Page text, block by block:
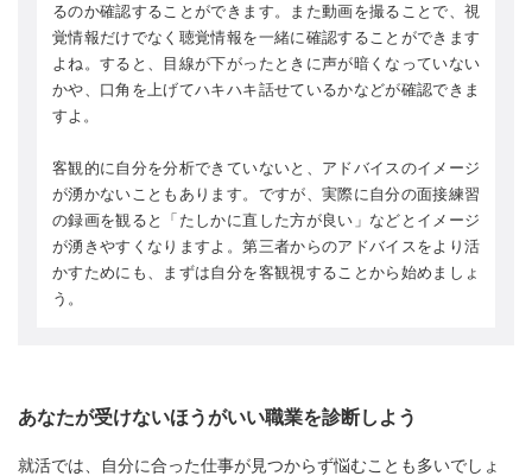
るのか確認することができます。また動画を撮ることで、視
覚情報だけでなく聴覚情報を一緒に確認することができます
よね。すると、目線が下がったときに声が暗くなっていない
かや、口角を上げてハキハキ話せているかなどが確認できま
すよ。
客観的に自分を分析できていないと、アドバイスのイメージ
が湧かないこともあります。ですが、実際に自分の面接練習
の録画を観ると「たしかに直した方が良い」などとイメージ
が湧きやすくなりますよ。第三者からのアドバイスをより活
かすためにも、まずは自分を客観視することから始めましょ
う。
あなたが受けないほうがいい職業を診断しよう
就活では、自分に合った仕事が見つからず悩むことも多いでしょ